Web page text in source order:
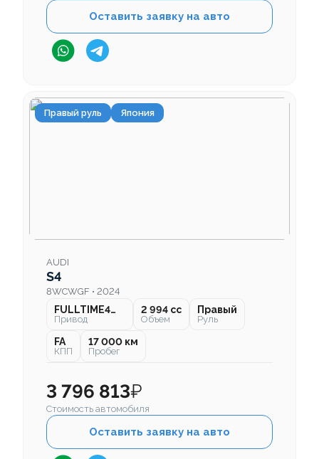
Оставить заявку на авто
Правый руль Япония
AUDI
S4
8WCWGF • 2024
FULLTIME4WD
Привод
2 994 cc
Объем
Правый
Руль
FA
КПП
17 000 км
Пробег
3 796 813₽
Стоимость автомобиля
Оставить заявку на авто